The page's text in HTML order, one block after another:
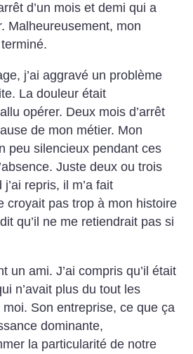
d’un mois et demi qui a
Malheureusement, mon
j’ai aggravé un problème
La douleur était
opérer. Deux mois d’arrêt
de mon métier. Mon
peu silencieux pendant ces
Juste deux ou trois
repris, il m’a fait
croyait pas trop à mon histoire
qu’il ne me retiendrait pas si
un ami. J’ai compris qu’il était
n’avait plus du tout les
Son entreprise, ce que ça
dominante,
la particularité de notre